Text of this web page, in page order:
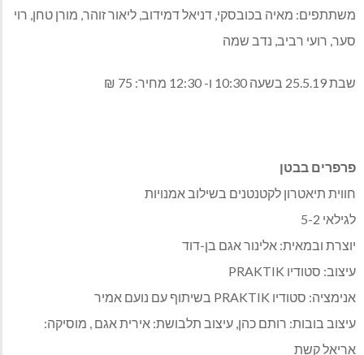
משתתפים: מאיה בכובסקי, דניאל דמידוב, ליאור זוהר, מורן טחן, רוי
סער, רועי רביב, נדב שמה
שבת 25.5.19 בשעה 10:30 ו- 12:30 מחיר: 75 ₪
פרפרים בבטן
חווית תיאטרון לקטנטנים בשילוב אמנויות
לגילאי 5-2
יוצרת ובמאית: אלינור אגם בן-דוד
עיצוב: סטודיו PRAKTIK
אנימציה: סטודיו PRAKTIK בשיתוף עם נועם אמיר
עיצוב בובות: רותם כהן, עיצוב תלבושת: אירית אגם , מוסיקה:
אריאל קשת